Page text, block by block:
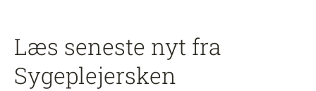
Læs seneste nyt fra
Sygeplejersken